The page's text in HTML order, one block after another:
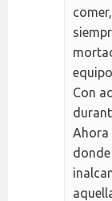
Con
Ahora